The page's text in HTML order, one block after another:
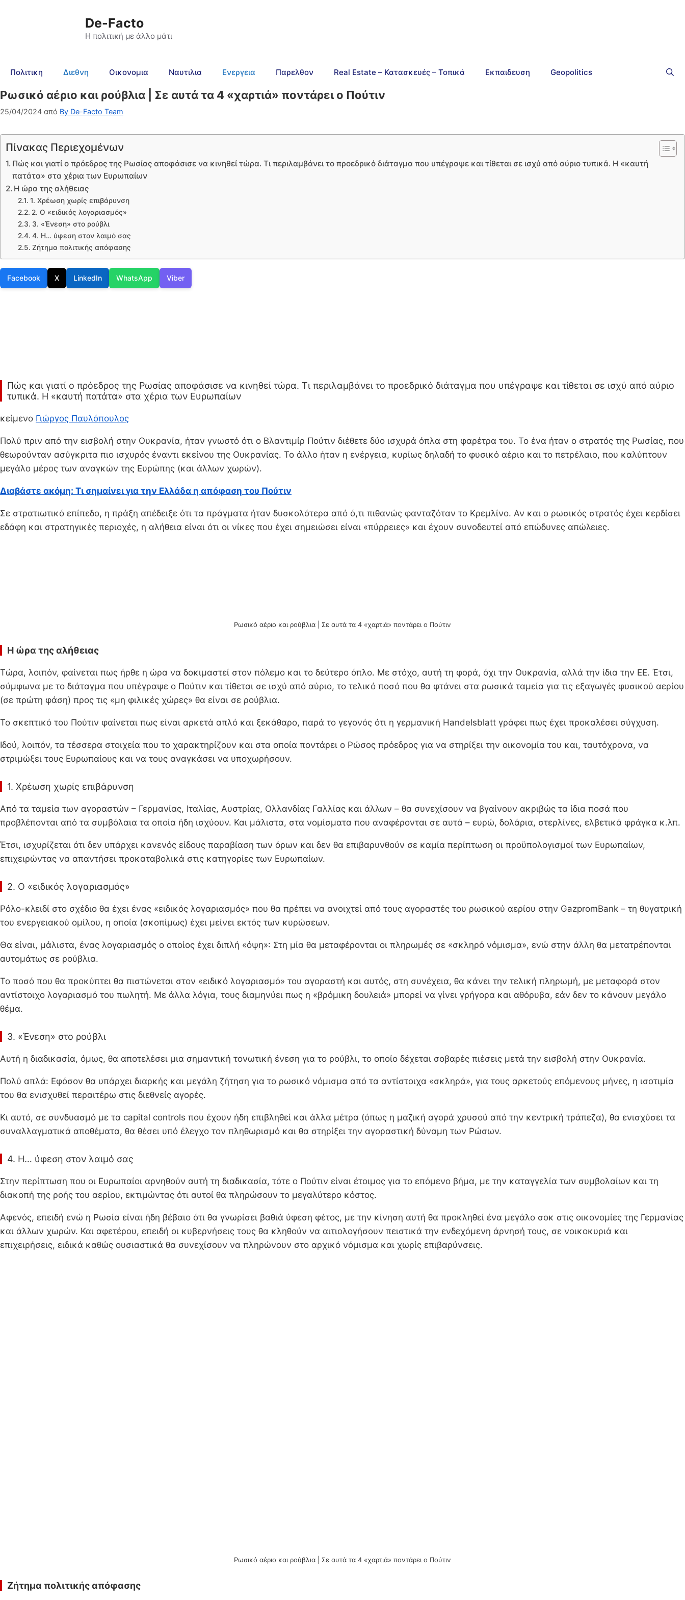
De-Facto
Η πολιτική με άλλο μάτι
Πολιτικη Διεθνη Οικονομια Ναυτιλια Ενεργεια Παρελθον Real Estate – Κατασκευές – Τοπικά Εκπαιδευση Geopolitics
Ρωσικό αέριο και ρούβλια | Σε αυτά τα 4 «χαρτιά» ποντάρει ο Πούτιν
25/04/2024 από By De-Facto Team
Πίνακας Περιεχομένων
Πώς και γιατί ο πρόεδρος της Ρωσίας αποφάσισε να κινηθεί τώρα. Τι περιλαμβάνει το προεδρικό διάταγμα που υπέγραψε και τίθεται σε ισχύ από αύριο τυπικά. Η «καυτή
πατάτα» στα χέρια των Ευρωπαίων
Η ώρα της αλήθειας
1. Χρέωση χωρίς επιβάρυνση
2. Ο «ειδικός λογαριασμός»
3. «Ένεση» στο ρούβλι
4. Η… ύφεση στον λαιμό σας
Ζήτημα πολιτικής απόφασης
Facebook X LinkedIn WhatsApp Viber
Πώς και γιατί ο πρόεδρος της Ρωσίας αποφάσισε να κινηθεί τώρα. Τι περιλαμβάνει το προεδρικό διάταγμα που υπέγραψε και τίθεται σε ισχύ από αύριο
τυπικά. Η «καυτή πατάτα» στα χέρια των Ευρωπαίων
κείμενο Γιώργος Παυλόπουλος
Πολύ πριν από την εισβολή στην Ουκρανία, ήταν γνωστό ότι ο Βλαντιμίρ Πούτιν διέθετε δύο ισχυρά όπλα στη φαρέτρα του. Το ένα ήταν ο στρατός της Ρωσίας, που
θεωρούνταν ασύγκριτα πιο ισχυρός έναντι εκείνου της Ουκρανίας. Το άλλο ήταν η ενέργεια, κυρίως δηλαδή το φυσικό αέριο και το πετρέλαιο, που καλύπτουν
μεγάλο μέρος των αναγκών της Ευρώπης (και άλλων χωρών).
Διαβάστε ακόμη: Τι σημαίνει για την Ελλάδα η απόφαση του Πούτιν
Σε στρατιωτικό επίπεδο, η πράξη απέδειξε ότι τα πράγματα ήταν δυσκολότερα από ό,τι πιθανώς φανταζόταν το Κρεμλίνο. Αν και ο ρωσικός στρατός έχει κερδίσει
εδάφη και στρατηγικές περιοχές, η αλήθεια είναι ότι οι νίκες που έχει σημειώσει είναι «πύρρειες» και έχουν συνοδευτεί από επώδυνες απώλειες.
Ρωσικό αέριο και ρούβλια | Σε αυτά τα 4 «χαρτιά» ποντάρει ο Πούτιν
Η ώρα της αλήθειας
Τώρα, λοιπόν, φαίνεται πως ήρθε η ώρα να δοκιμαστεί στον πόλεμο και το δεύτερο όπλο. Με στόχο, αυτή τη φορά, όχι την Ουκρανία, αλλά την ίδια την ΕΕ. Έτσι,
σύμφωνα με το διάταγμα που υπέγραψε ο Πούτιν και τίθεται σε ισχύ από αύριο, το τελικό ποσό που θα φτάνει στα ρωσικά ταμεία για τις εξαγωγές φυσικού αερίου
(σε πρώτη φάση) προς τις «μη φιλικές χώρες» θα είναι σε ρούβλια.
Το σκεπτικό του Πούτιν φαίνεται πως είναι αρκετά απλό και ξεκάθαρο, παρά το γεγονός ότι η γερμανική Handelsblatt γράφει πως έχει προκαλέσει σύγχυση.
Ιδού, λοιπόν, τα τέσσερα στοιχεία που το χαρακτηρίζουν και στα οποία ποντάρει ο Ρώσος πρόεδρος για να στηρίξει την οικονομία του και, ταυτόχρονα, να
στριμώξει τους Ευρωπαίους και να τους αναγκάσει να υποχωρήσουν.
1. Χρέωση χωρίς επιβάρυνση
Από τα ταμεία των αγοραστών – Γερμανίας, Ιταλίας, Αυστρίας, Ολλανδίας Γαλλίας και άλλων – θα συνεχίσουν να βγαίνουν ακριβώς τα ίδια ποσά που
προβλέπονται από τα συμβόλαια τα οποία ήδη ισχύουν. Και μάλιστα, στα νομίσματα που αναφέρονται σε αυτά – ευρώ, δολάρια, στερλίνες, ελβετικά φράγκα κ.λπ.
Έτσι, ισχυρίζεται ότι δεν υπάρχει κανενός είδους παραβίαση των όρων και δεν θα επιβαρυνθούν σε καμία περίπτωση οι προϋπολογισμοί των Ευρωπαίων,
επιχειρώντας να απαντήσει προκαταβολικά στις κατηγορίες των Ευρωπαίων.
2. Ο «ειδικός λογαριασμός»
Ρόλο-κλειδί στο σχέδιο θα έχει ένας «ειδικός λογαριασμός» που θα πρέπει να ανοιχτεί από τους αγοραστές του ρωσικού αερίου στην GazpromBank – τη θυγατρική
του ενεργειακού ομίλου, η οποία (σκοπίμως) έχει μείνει εκτός των κυρώσεων.
Θα είναι, μάλιστα, ένας λογαριασμός ο οποίος έχει διπλή «όψη»: Στη μία θα μεταφέρονται οι πληρωμές σε «σκληρό νόμισμα», ενώ στην άλλη θα μετατρέπονται
αυτομάτως σε ρούβλια.
Το ποσό που θα προκύπτει θα πιστώνεται στον «ειδικό λογαριασμό» του αγοραστή και αυτός, στη συνέχεια, θα κάνει την τελική πληρωμή, με μεταφορά στον
αντίστοιχο λογαριασμό του πωλητή. Με άλλα λόγια, τους διαμηνύει πως η «βρόμικη δουλειά» μπορεί να γίνει γρήγορα και αθόρυβα, εάν δεν το κάνουν μεγάλο
θέμα.
3. «Ένεση» στο ρούβλι
Αυτή η διαδικασία, όμως, θα αποτελέσει μια σημαντική τονωτική ένεση για το ρούβλι, το οποίο δέχεται σοβαρές πιέσεις μετά την εισβολή στην Ουκρανία.
Πολύ απλά: Εφόσον θα υπάρχει διαρκής και μεγάλη ζήτηση για το ρωσικό νόμισμα από τα αντίστοιχα «σκληρά», για τους αρκετούς επόμενους μήνες, η ισοτιμία
του θα ενισχυθεί περαιτέρω στις διεθνείς αγορές.
Κι αυτό, σε συνδυασμό με τα capital controls που έχουν ήδη επιβληθεί και άλλα μέτρα (όπως η μαζική αγορά χρυσού από την κεντρική τράπεζα), θα ενισχύσει τα
συναλλαγματικά αποθέματα, θα θέσει υπό έλεγχο τον πληθωρισμό και θα στηρίξει την αγοραστική δύναμη των Ρώσων.
4. Η… ύφεση στον λαιμό σας
Στην περίπτωση που οι Ευρωπαίοι αρνηθούν αυτή τη διαδικασία, τότε ο Πούτιν είναι έτοιμος για το επόμενο βήμα, με την καταγγελία των συμβολαίων και τη
διακοπή της ροής του αερίου, εκτιμώντας ότι αυτοί θα πληρώσουν το μεγαλύτερο κόστος.
Αφενός, επειδή ενώ η Ρωσία είναι ήδη βέβαιο ότι θα γνωρίσει βαθιά ύφεση φέτος, με την κίνηση αυτή θα προκληθεί ένα μεγάλο σοκ στις οικονομίες της Γερμανίας
και άλλων χωρών. Και αφετέρου, επειδή οι κυβερνήσεις τους θα κληθούν να αιτιολογήσουν πειστικά την ενδεχόμενη άρνησή τους, σε νοικοκυριά και
επιχειρήσεις, ειδικά καθώς ουσιαστικά θα συνεχίσουν να πληρώνουν στο αρχικό νόμισμα και χωρίς επιβαρύνσεις.
Ρωσικό αέριο και ρούβλια | Σε αυτά τα 4 «χαρτιά» ποντάρει ο Πούτιν
Ζήτημα πολιτικής απόφασης